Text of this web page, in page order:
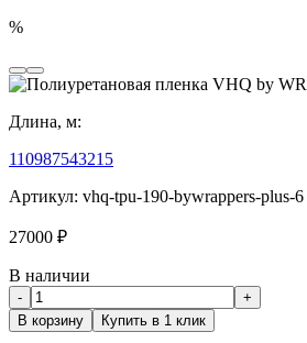
%
Длина, м:
110987543215
Артикул: vhq-tpu-190-bywrappers-plus-6
27000 ₽
В наличии
-
+
В корзину
Купить в 1 клик